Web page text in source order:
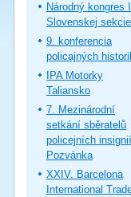
Národný kongres
Slovenskej sekcie
9. konferencia
policajných
IPA Motorky
Taliansko
7. Mezinárodní
setkání sběratelů
policejních
Pozvánka
XXIV. Barcelona
International